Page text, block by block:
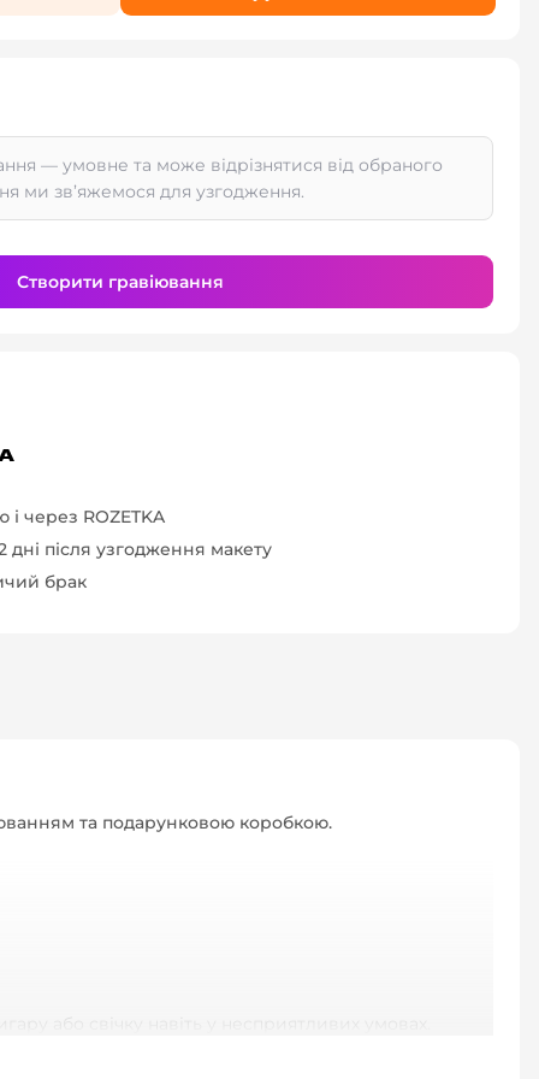
— умовне та може відрізнятися від обраного
ми зв’яжемося для узгодження.
Створити гравіювання
через ROZETKA
дні після узгодження макету
брак
та подарунковою коробкою.